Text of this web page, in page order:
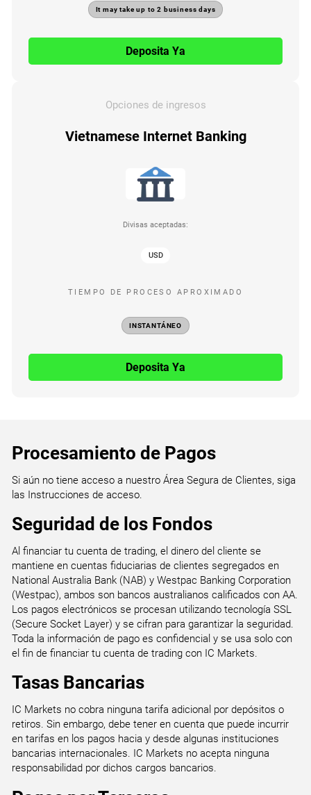
It may take up to 2 business days
Deposita Ya
Opciones de ingresos
Vietnamese Internet Banking
Divisas aceptadas:
USD
TIEMPO DE PROCESO APROXIMADO
INSTANTÁNEO
Deposita Ya
Procesamiento de Pagos
Si aún no tiene acceso a nuestro Área Segura de Clientes, siga
las Instrucciones de acceso.
Seguridad de los Fondos
Al financiar tu cuenta de trading, el dinero del cliente se
mantiene en cuentas fiduciarias de clientes segregados en
National Australia Bank (NAB) y Westpac Banking Corporation
(Westpac), ambos son bancos australianos calificados con AA.
Los pagos electrónicos se procesan utilizando tecnología SSL
(Secure Socket Layer) y se cifran para garantizar la seguridad.
Toda la información de pago es confidencial y se usa solo con
el fin de financiar tu cuenta de trading con IC Markets.
Tasas Bancarias
IC Markets no cobra ninguna tarifa adicional por depósitos o
retiros. Sin embargo, debe tener en cuenta que puede incurrir
en tarifas en los pagos hacia y desde algunas instituciones
bancarias internacionales. IC Markets no acepta ninguna
responsabilidad por dichos cargos bancarios.